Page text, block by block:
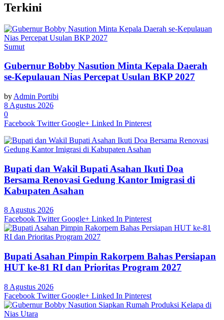
Terkini
Sumut
Gubernur Bobby Nasution Minta Kepala Daerah
se-Kepulauan Nias Percepat Usulan BKP 2027
by Admin Portibi
8 Agustus 2026
0
Facebook Twitter Google+ Linked In Pinterest
Bupati dan Wakil Bupati Asahan Ikuti Doa
Bersama Renovasi Gedung Kantor Imigrasi di
Kabupaten Asahan
8 Agustus 2026
Facebook Twitter Google+ Linked In Pinterest
Bupati Asahan Pimpin Rakorpem Bahas Persiapan
HUT ke-81 RI dan Prioritas Program 2027
8 Agustus 2026
Facebook Twitter Google+ Linked In Pinterest